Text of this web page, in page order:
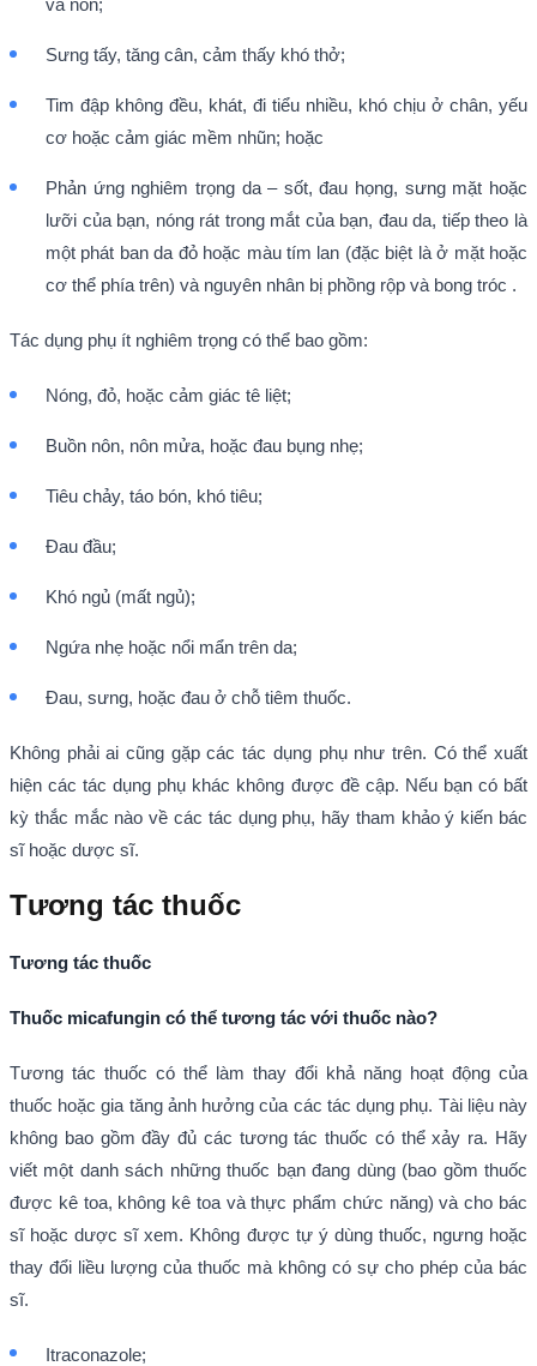
và nôn;
Sưng tấy, tăng cân, cảm thấy khó thở;
Tim đập không đều, khát, đi tiểu nhiều, khó chịu ở chân, yếu
cơ hoặc cảm giác mềm nhũn; hoặc
Phản ứng nghiêm trọng da – sốt, đau họng, sưng mặt hoặc
lưỡi của bạn, nóng rát trong mắt của bạn, đau da, tiếp theo là
một phát ban da đỏ hoặc màu tím lan (đặc biệt là ở mặt hoặc
cơ thể phía trên) và nguyên nhân bị phồng rộp và bong tróc .
Tác dụng phụ ít nghiêm trọng có thể bao gồm:
Nóng, đỏ, hoặc cảm giác tê liệt;
Buồn nôn, nôn mửa, hoặc đau bụng nhẹ;
Tiêu chảy, táo bón, khó tiêu;
Đau đầu;
Khó ngủ (mất ngủ);
Ngứa nhẹ hoặc nổi mẩn trên da;
Đau, sưng, hoặc đau ở chỗ tiêm thuốc.
Không phải ai cũng gặp các tác dụng phụ như trên. Có thể xuất
hiện các tác dụng phụ khác không được đề cập. Nếu bạn có bất
kỳ thắc mắc nào về các tác dụng phụ, hãy tham khảo ý kiến bác
sĩ hoặc dược sĩ.
Tương tác thuốc
Tương tác thuốc
Thuốc micafungin có thể tương tác với thuốc nào?
Tương tác thuốc có thể làm thay đổi khả năng hoạt động của
thuốc hoặc gia tăng ảnh hưởng của các tác dụng phụ. Tài liệu này
không bao gồm đầy đủ các tương tác thuốc có thể xảy ra. Hãy
viết một danh sách những thuốc bạn đang dùng (bao gồm thuốc
được kê toa, không kê toa và thực phẩm chức năng) và cho bác
sĩ hoặc dược sĩ xem. Không được tự ý dùng thuốc, ngưng hoặc
thay đổi liều lượng của thuốc mà không có sự cho phép của bác
sĩ.
Itraconazole;